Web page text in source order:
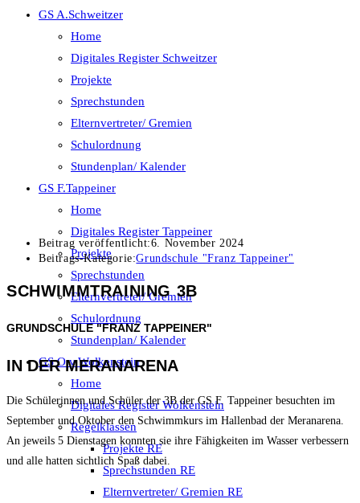
GS A.Schweitzer
Home
Digitales Register Schweitzer
Projekte
Sprechstunden
Elternvertreter/ Gremien
Schulordnung
Stundenplan/ Kalender
GS F.Tappeiner
Home
Digitales Register Tappeiner
Projekte
Sprechstunden
Elternvertreter/ Gremien
Schulordnung
Stundenplan/ Kalender
GS O.v.Wolkenstein
Home
Digitales Register Wolkenstein
Regelklassen
Projekte RE
Sprechstunden RE
Elternvertreter/ Gremien RE
Beitrag veröffentlicht:6. November 2024
Beitrags-Kategorie:Grundschule "Franz Tappeiner"
SCHWIMMTRAINING 3B
GRUNDSCHULE "FRANZ TAPPEINER"
IN DER MERANARENA
Die Schülerinnen und Schüler der 3B der GS F. Tappeiner besuchten im
September und Oktober den Schwimmkurs im Hallenbad der Meranarena.
An jeweils 5 Dienstagen konnten sie ihre Fähigkeiten im Wasser verbessern
und alle hatten sichtlich Spaß dabei.